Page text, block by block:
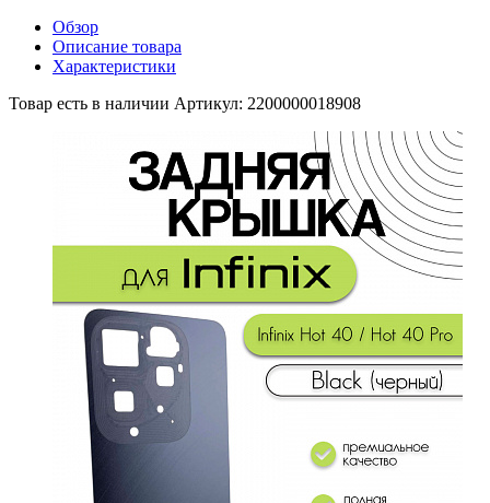
Обзор
Описание товара
Характеристики
Товар есть в наличии Артикул: 2200000018908